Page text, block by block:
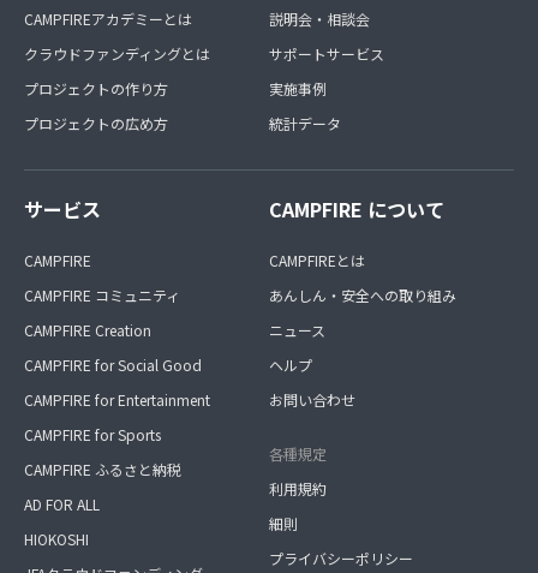
CAMPFIREアカデミーとは
クラウドファンディングとは
プロジェクトの作り方
プロジェクトの広め方
説明会・相談会
サポートサービス
実施事例
統計データ
サービス
CAMPFIRE
CAMPFIRE コミュニティ
CAMPFIRE Creation
CAMPFIRE for Social Good
CAMPFIRE for Entertainment
CAMPFIRE for Sports
CAMPFIRE ふるさと納税
AD FOR ALL
HIOKOSHI
CAMPFIRE について
CAMPFIREとは
あんしん・安全への取り組み
ニュース
ヘルプ
お問い合わせ
各種規定
利用規約
細則
プライバシーポリシー